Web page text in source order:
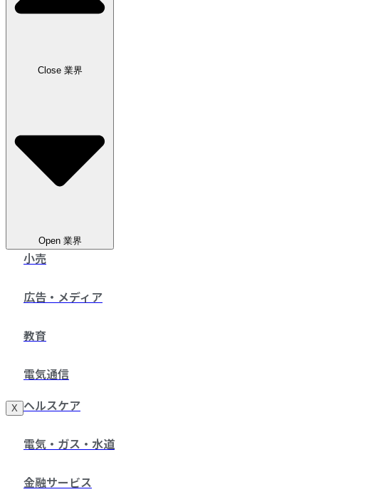
お問い合わせ
X
Close 業界
Open 業界
小売
広告・メディア
教育
電気通信
ヘルスケア
電気・ガス・水道
金融サービス